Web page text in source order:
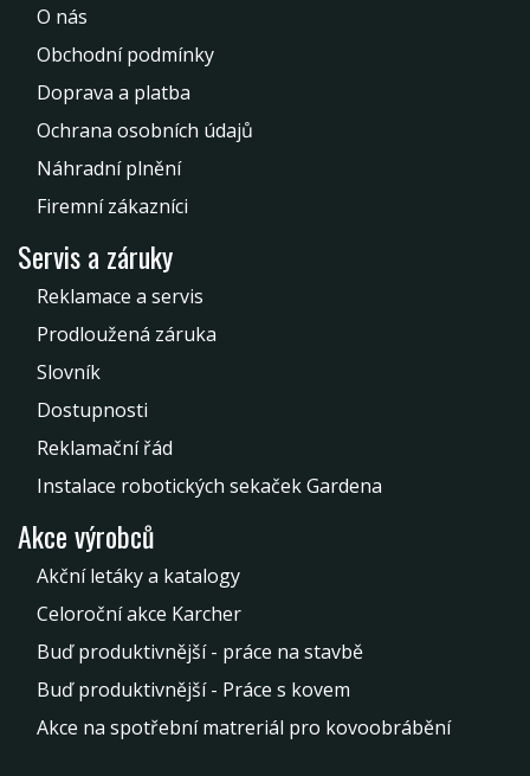
O nás
Obchodní podmínky
Doprava a platba
Ochrana osobních údajů
Náhradní plnění
Firemní zákazníci
Servis a záruky
Reklamace a servis
Prodloužená záruka
Slovník
Dostupnosti
Reklamační řád
Instalace robotických sekaček Gardena
Akce výrobců
Akční letáky a katalogy
Celoroční akce Karcher
Buď produktivnější - práce na stavbě
Buď produktivnější - Práce s kovem
Akce na spotřební matreriál pro kovoobrábění